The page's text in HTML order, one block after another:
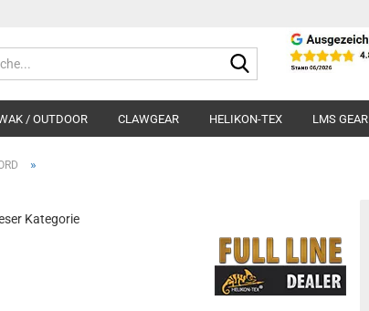
Suche...
/ OUTDOOR CLAWGEAR HELIKON-TEX LMS GEAR
»
Kategorie